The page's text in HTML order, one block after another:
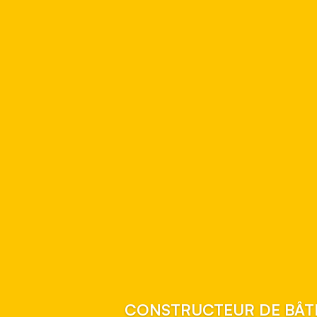
CONSTRUCTEUR DE